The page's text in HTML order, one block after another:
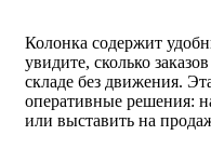
Колонка содержит
увидите, сколько
складе без движения.
оперативные решения:
или выставить на